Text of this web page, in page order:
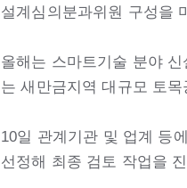
설계심의분과위원 구성을
올해는 스마트기술 분야
는 새만금지역 대규모 토
10일 관계기관 및 업계 등
선정해 최종 검토 작업을